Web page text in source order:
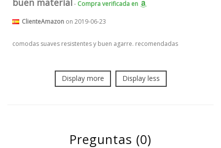
buen material- Compra verificada en
ClienteAmazon on 2019-06-23
comodas suaves resistentes y buen agarre. recomendadas
Display more Display less
Preguntas (0)